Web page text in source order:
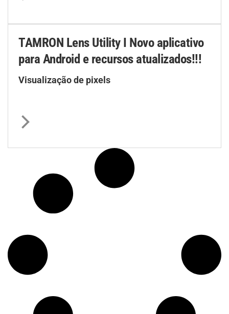
TAMRON Lens Utility I Novo aplicativo
para Android e recursos atualizados!!!
Visualização de pixels